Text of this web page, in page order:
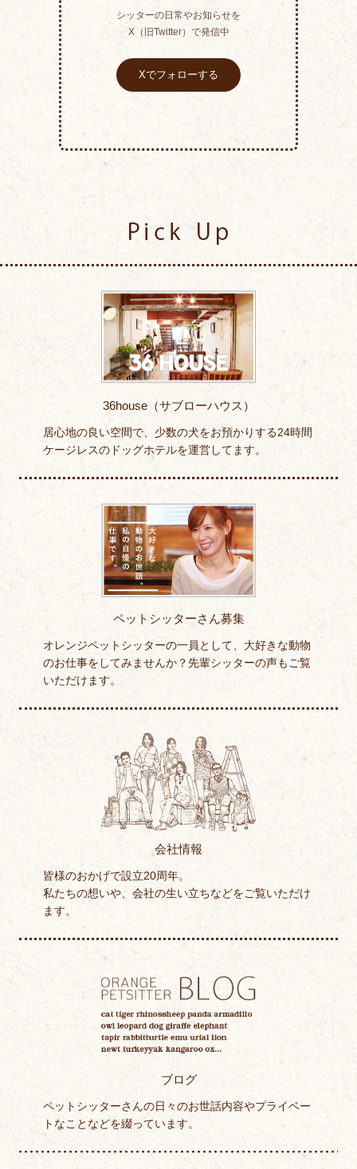
シッターの日常やお知らせを
X（旧Twitter）で発信中
Xでフォローする
36house（サブローハウス）
居心地の良い空間で、少数の犬をお預かりする24時間
ケージレスのドッグホテルを運営してます。
ペットシッターさん募集
オレンジペットシッターの一員として、大好きな動物
のお仕事をしてみませんか？先輩シッターの声もご覧
いただけます。
会社情報
皆様のおかげで設立20周年。
私たちの想いや、会社の生い立ちなどをご覧いただけ
ます。
ブログ
ペットシッターさんの日々のお世話内容やプライベー
トなことなどを綴っています。